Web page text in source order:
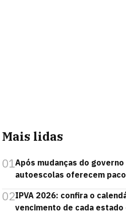
Mais lidas
01Após mudanças do governo
autoescolas oferecem
02IPVA 2026: confira o
vencimento de cada estado